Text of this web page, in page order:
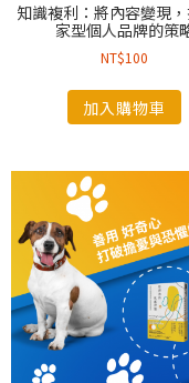
知識複利：將內容變現
家型個人品牌的策
NT$100
加入購物車